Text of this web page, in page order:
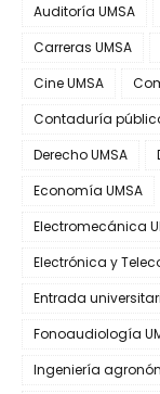
Auditoría UMSA
Carreras UMSA
Cine UMSA
Contaduría
Derecho UMSA
Economía UMSA
Electromecánica
Electrónica y
Entrada
Fonoaudiología
Ingeniería